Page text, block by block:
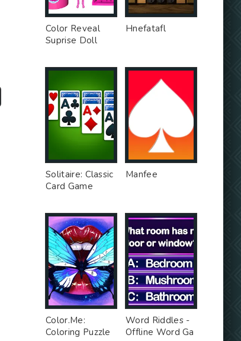
Color Reveal
Suprise Doll
Hnefatafl
Solitaire: Classic
Card Game
Manfee
Color.Me:
Coloring Puzzle
Word Riddles -
Offline Word Ga